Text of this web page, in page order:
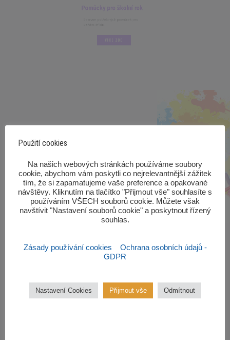
Zájmové kroužky
Použití cookies
‎Na našich webových stránkách používáme soubory
cookie, abychom vám poskytli co nejrelevantnější zážitek
tím, že si zapamatujeme vaše preference a opakované
návštěvy. Kliknutím na tlačítko "Přijmout vše" souhlasíte s
používáním VŠECH souborů cookie. Můžete však
navštívit "Nastavení souborů cookie" a poskytnout řízený
souhlas.‎
Zásady používání cookies
Ochrana osobních údajů -
GDPR
Nastavení Cookies Přijmout vše Odmítnout